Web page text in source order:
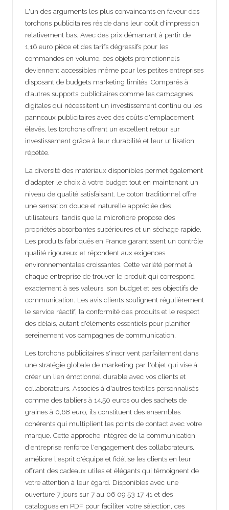
L'un des arguments les plus convaincants en faveur des
torchons publicitaires réside dans leur coût d'impression
relativement bas. Avec des prix démarrant à partir de
1,16 euro pièce et des tarifs dégressifs pour les
commandes en volume, ces objets promotionnels
deviennent accessibles même pour les petites entreprises
disposant de budgets marketing limités. Comparés à
d'autres supports publicitaires comme les campagnes
digitales qui nécessitent un investissement continu ou les
panneaux publicitaires avec des coûts d'emplacement
élevés, les torchons offrent un excellent retour sur
investissement grâce à leur durabilité et leur utilisation
répétée.
La diversité des matériaux disponibles permet également
d'adapter le choix à votre budget tout en maintenant un
niveau de qualité satisfaisant. Le coton traditionnel offre
une sensation douce et naturelle appréciée des
utilisateurs, tandis que la microfibre propose des
propriétés absorbantes supérieures et un séchage rapide.
Les produits fabriqués en France garantissent un contrôle
qualité rigoureux et répondent aux exigences
environnementales croissantes. Cette variété permet à
chaque entreprise de trouver le produit qui correspond
exactement à ses valeurs, son budget et ses objectifs de
communication. Les avis clients soulignent régulièrement
le service réactif, la conformité des produits et le respect
des délais, autant d'éléments essentiels pour planifier
sereinement vos campagnes de communication.
Les torchons publicitaires s'inscrivent parfaitement dans
une stratégie globale de marketing par l'objet qui vise à
créer un lien émotionnel durable avec vos clients et
collaborateurs. Associés à d'autres textiles personnalisés
comme des tabliers à 14,50 euros ou des sachets de
graines à 0,68 euro, ils constituent des ensembles
cohérents qui multiplient les points de contact avec votre
marque. Cette approche intégrée de la communication
d'entreprise renforce l'engagement des collaborateurs,
améliore l'esprit d'équipe et fidélise les clients en leur
offrant des cadeaux utiles et élégants qui témoignent de
votre attention à leur égard. Disponibles avec une
ouverture 7 jours sur 7 au 06 09 53 17 41 et des
catalogues en PDF pour faciliter votre sélection, ces